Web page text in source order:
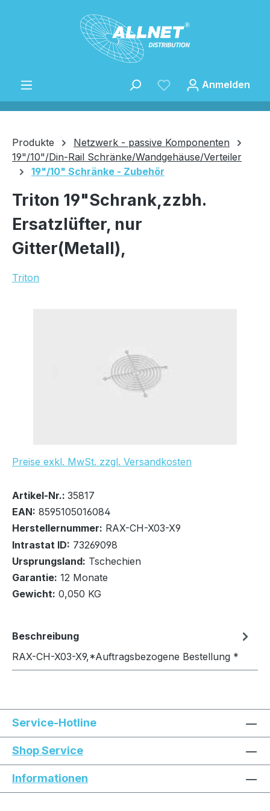
Zum Hauptinhalt springen
Anmelden
Produkte
Netzwerk - passive Komponenten
19"/10"/Din-Rail Schränke/Wandgehäuse/Verteiler
19"/10" Schränke - Zubehör
Triton 19"Schrank,zzbh.
Ersatzlüfter, nur
Gitter(Metall),
Triton
Preise exkl. MwSt. zzgl. Versandkosten
Bestand:0x
Nicht Lagernd
In den Warenkorb
Artikel-Nr.: 35817
EAN: 8595105016084
Herstellernummer: RAX-CH-X03-X9
Intrastat ID: 73269098
Ursprungsland: Tschechien
Garantie: 12 Monate
Gewicht: 0,050 KG
Beschreibung
RAX-CH-X03-X9,*Auftragsbezogene Bestellung *
Service-Hotline
Shop Service
Informationen